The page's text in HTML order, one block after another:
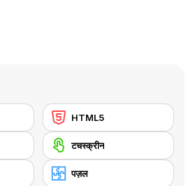
HTML5
टचस्क्रीन
पज़ल